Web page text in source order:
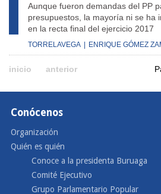
Aunque fueron demandas del PP
presupuestos, la mayoría ni se ha
en la recta final del ejercicio 2017
TORRELAVEGA ENRIQUE GÓMEZ
inicio anterior
Conócenos
Organización
Quién es quién
Conoce a la presidenta Buruaga
Comité Ejecutivo
Grupo Parlamentario Popular